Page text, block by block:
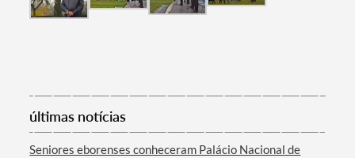
últimas notícias
Seniores eborenses conheceram Palácio Nacional de